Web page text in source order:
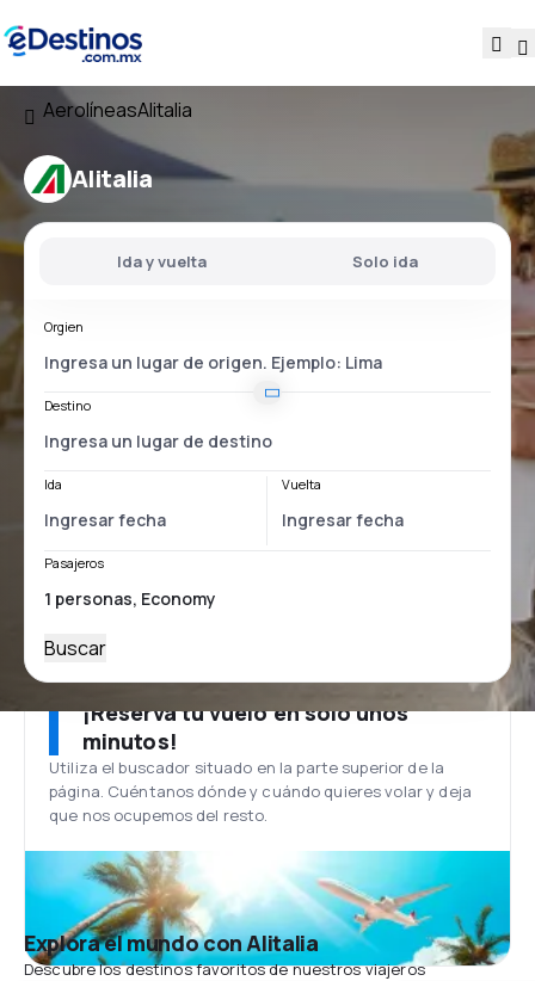
AerolíneasAlitalia
Alitalia
Ida y vuelta Solo ida
Orgien
Destino
Ida Vuelta
Pasajeros
Buscar
¡Reserva tu vuelo en solo unos
minutos!
Utiliza el buscador situado en la parte superior de la
página. Cuéntanos dónde y cuándo quieres volar y deja
que nos ocupemos del resto.
Explora el mundo con Alitalia
Descubre los destinos favoritos de nuestros viajeros